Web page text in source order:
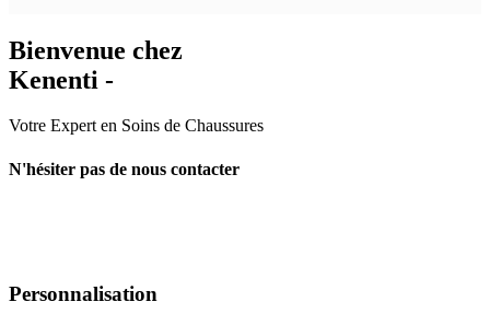
Bienvenue chez
Kenenti -
Votre Expert en Soins de Chaussures
N'hésiter pas de nous contacter
Personnalisation